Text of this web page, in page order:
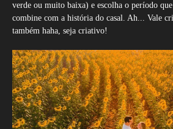
verde ou muito baixa) e escolha o período
combine com a história do casal. Ah... Vale
também haha, seja criativo!